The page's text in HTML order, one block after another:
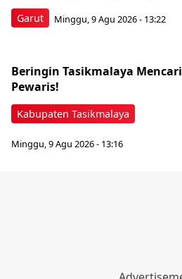
Garut Minggu, 9 Agu 2026 - 13:22
Kabupaten Tasikmalaya
Beringin Tasikmalaya Mencari
Pewaris!
Minggu, 9 Agu 2026 - 13:16